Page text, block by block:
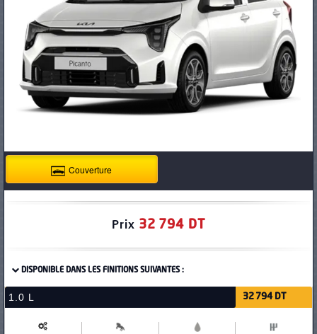
Couverture
Prix 32 794 DT
DISPONIBLE DANS LES FINITIONS SUIVANTES :
1.0 L 32 794 DT
PNEUS